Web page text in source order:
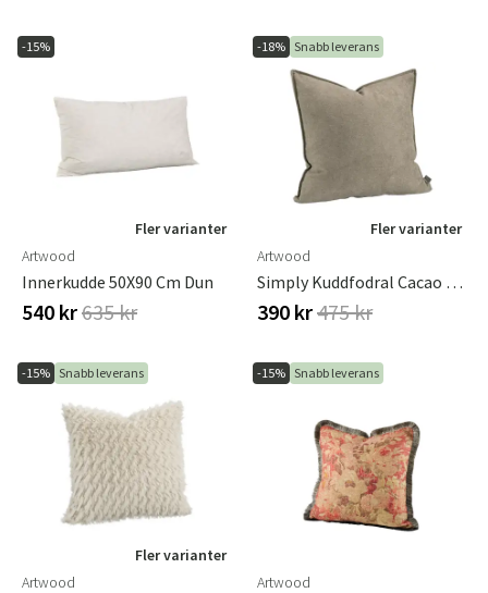
-15%
Fler varianter
Artwood
Innerkudde 50X90 Cm Dun
540 kr635 kr
-18% Snabb leverans
Fler varianter
Artwood
Simply Kuddfodral Cacao 50x50 Cm
390 kr475 kr
-15% Snabb leverans
Fler varianter
Artwood
-15% Snabb leverans
Artwood